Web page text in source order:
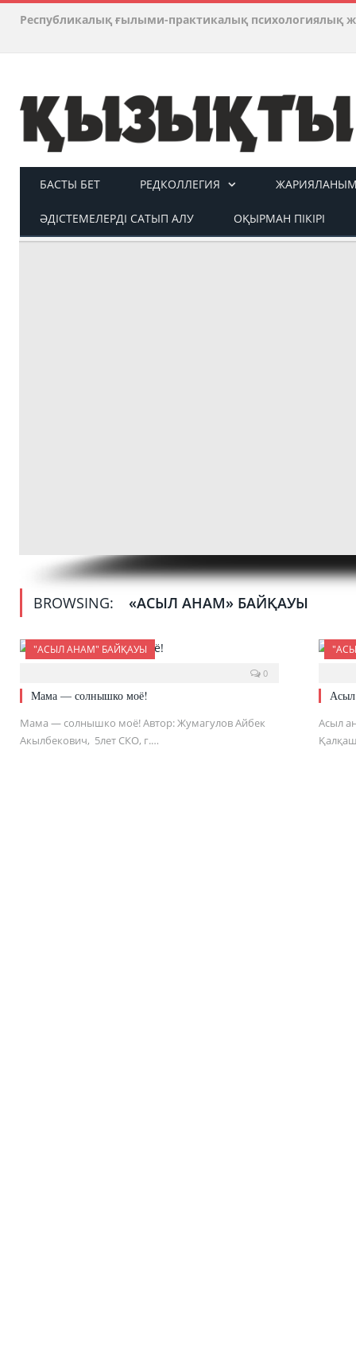
Республикалық ғылыми-практикалық психологиялық
БАСТЫ БЕТ РЕДКОЛЛЕГИЯ ЖАРИЯЛАНЫМ
ӘДІСТЕМЕЛЕРДІ САТЫП АЛУ ОҚЫРМАН ПІКІРІ
BROWSING: «АСЫЛ АНАМ» БАЙҚАУЫ
"АСЫЛ АНАМ" БАЙҚАУЫ
0
Мама — солнышко моё!
Мама — солнышко моё! Автор: Жумагулов Айбек
Акылбекович, 5лет СКО, г.…
Асыл